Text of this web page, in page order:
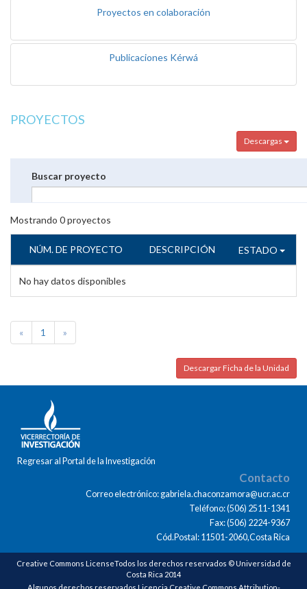
Proyectos en colaboración
Publicaciones Kérwá
PROYECTOS
Descargas
Buscar proyecto
Mostrando 0proyectos
NÚM. DE PROYECTO DESCRIPCIÓN ESTADO
No hay datos disponibles
« 1 »
Descargar Ficha de la Unidad
Regresar al Portal de la Investigación
Contacto
Correo electrónico: gabriela.chaconzamora@ucr.ac.cr
Teléfono: (506) 2511-1341
Fax: (506) 2224-9367
Cód.Postal: 11501-2060,Costa Rica
Creative Commons LicenseTodos los derechos reservados © Universidad de
Costa Rica 2014